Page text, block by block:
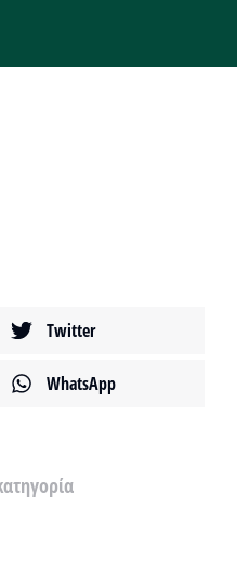
Twitter
WhatsApp